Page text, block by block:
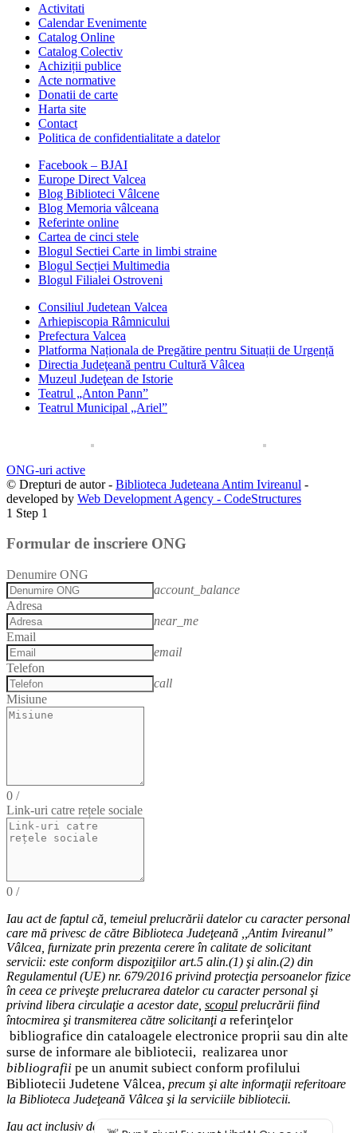
Activitati
Calendar Evenimente
Catalog Online
Catalog Colectiv
Achiziții publice
Acte normative
Donatii de carte
Harta site
Contact
Politica de confidentialitate a datelor
Facebook – BJAI
Europe Direct Valcea
Blog Biblioteci Vâlcene
Blog Memoria vâlceana
Referinte online
Cartea de cinci stele
Blogul Sectiei Carte in limbi straine
Blogul Secției Multimedia
Blogul Filialei Ostroveni
Consiliul Judetean Valcea
Arhiepiscopia Râmnicului
Prefectura Valcea
Platforma Naționala de Pregătire pentru Situații de Urgență
Directia Judeţeană pentru Cultură Vâlcea
Muzeul Judeţean de Istorie
Teatrul „Anton Pann”
Teatrul Municipal „Ariel”
ONG-uri active
© Drepturi de autor - Biblioteca Judeteana Antim Ivireanul -
developed by Web Development Agency - CodeStructures
1 Step 1
Formular de inscriere ONG
Denumire ONG
account_balance
Adresa
near_me
Email
email
Telefon
call
Misiune
0 /
Link-uri catre rețele sociale
0 /
Iau act de faptul că, temeiul prelucrării datelor cu caracter personal
care mă privesc de către Biblioteca Judeţeană ,,Antim Ivireanul”
Vâlcea, furnizate prin prezenta cerere în calitate de solicitant
servicii: este conform dispoziţiilor art.5 alin.(1) şi alin.(2) din
Regulamentul (UE) nr. 679/2016 privind protecţia persoanelor fizice
în ceea ce priveşte prelucrarea datelor cu caracter personal şi
privind libera circulaţie a acestor date scopul prelucrării fiind
întocmirea şi transmiterea către solicitanţi a referinţelor
bibliografice din cataloagele electronice proprii sau din alte
surse de informare ale bibliotecii, realizarea unor
bibliografii pe un anumit subiect conform profilului
Bibliotecii Judetene Vâlcea, precum şi alte informaţii referitoare
la Biblioteca Judeţeană Vâlcea şi la serviciile bibliotecii.
Iau act inclusiv de drepturile pe care le am (